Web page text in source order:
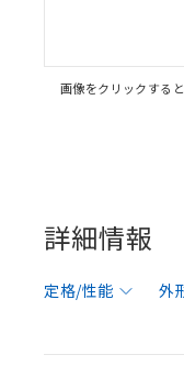
画像をクリックする
詳細情報
定格/性能 外